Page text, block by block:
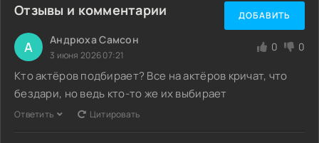
Отзывы и комментарии ДОБАВИТЬ
А Андрюха Самсон
3 июня 2026 07:21
0 0
Кто актёров подбирает? Все на актёров кричат, что
бездари, но ведь кто-то же их выбирает
Ответить Цитировать